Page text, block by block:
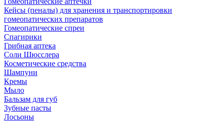
Кейсы (пеналы) для хранения и транспортировки
гомеопатических препаратов
Гомеопатические спреи
Спагирики
Грибная аптека
Соли Шюсслера
Косметические средства
Шампуни
Кремы
Мыло
Бальзам для губ
Зубные пасты
Лосьоны